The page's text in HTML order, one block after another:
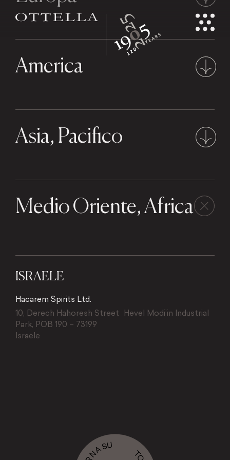
America
Asia, Pacifico
Medio Oriente, Africa
ISRAELE
Hacarem Spirits Ltd.
10, Derech Hahoresh Street Hevel Modi’in Industrial
Park, POB 190 – 73199
Israele